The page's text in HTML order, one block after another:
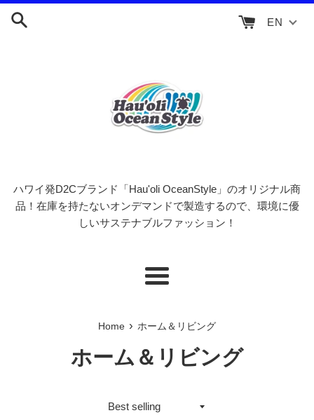
Skip
EN
ハワイ発D2Cブランド「Hau'oli OceanStyle」のオリジナル商
品！在庫を持たないオンデマンドで製造するので、環境に優
しいサステナブルファッション！
Menu
Home › ホーム＆リビング
ホーム＆リビング
Sort